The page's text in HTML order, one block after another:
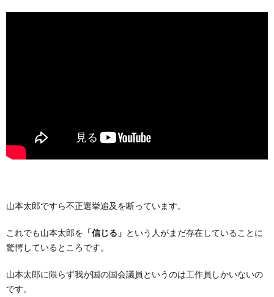
山本太郎ですら不正選挙追及を断っています。
これでも山本太郎を 「信じる」 という人がまだ存在していることに
驚愕しているところです。
山本太郎に限らず我が国の国会議員というのは工作員しかいないの
です。